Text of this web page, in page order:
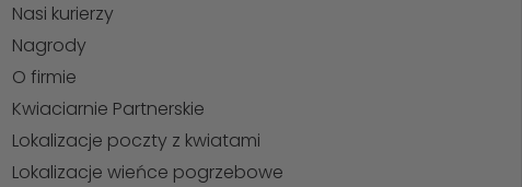
Nasi kurierzy
Nagrody
O firmie
Kwiaciarnie Partnerskie
Lokalizacje poczty z kwiatami
Lokalizacje wieńce pogrzebowe